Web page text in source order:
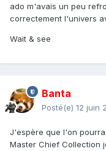
ado m'avais un peu
correctement l'univers
Wait & see
Banta
Posté(e) 12 juin
J'espère que l'on
Master Chief Collection